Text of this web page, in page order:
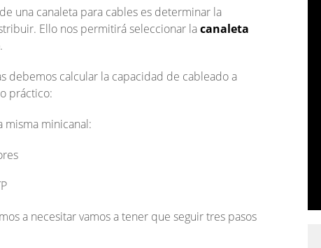
una canaleta para cables es determinar la
Ello nos permitirá seleccionar lacanaleta
debemos calcular la capacidad de cableado a
práctico:
misma minicanal:
a necesitar vamos a tener que seguir tres pasos